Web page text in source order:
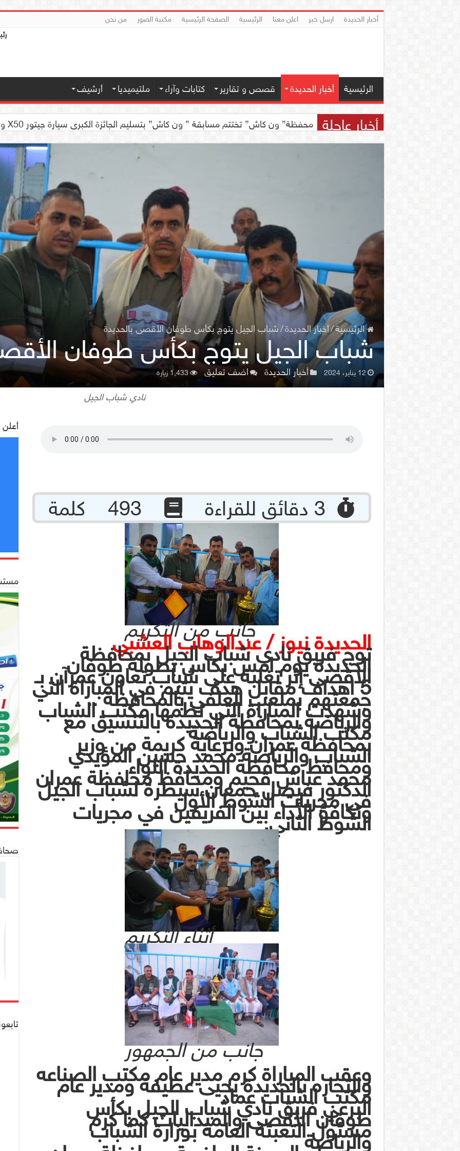
أخبار الحديدة ارسل خبر اعلن معنا الرئيسية الصفحة الرئيسية مكتبة الصور
من نحن
الرئيسية أخبار الحديدة قصص و تقارير كتابات وآراء ملتيميديا أرشيف
أخبار عاجلة محفظة” ون كاش” تختتم مسابقة ” ون كاش” بتسليم الجائزة الكبرى سيارة جيتور X50 والجوائز المالية لموديل 2026 بصنعاء
الرئيسية/أخبار الحديدة/شباب الجيل يتوج بكأس طوفان الأقصى بالحديدة
شباب الجيل يتوج بكأس طوفان
12 يناير، 2024 أخبار الحديدة اضف تعليق 1,433 زيارة
نادي شباب الجيل
جانب من التكريم
الحديدة نيوز / عبدالوهاب العشبي
توج فريق نادي شباب الجيل بمحافظة
الحديدة يوم امس بكآس بطولة طوفان
الاقصى إثر تغلبة على شباب تعاون عمرآن بـ
5 اهداف مقابل هدف يتيم في المباراة التي
جمعتهم بملعب العلفي بالمحافظة ..
وشهدت المباراة التي نظمها مكتب الشباب
والرياضة بمحافظة الحديدة بالتنسيق مع
مكتب الشباب والرياضة
بمحافظة عمران وبرعاية كريمة من وزير
الشباب والرياضة محمد حسين المؤيدي
ومحافظ محافظة الحديدة اللواء
محمد عياش قحيم ومحافظ محافظة عمران
الدكتور فيصل جمعان سيطرة لشباب الجيل
في مجريات الشوط الأول
وتكافؤ الأداء بين الفريقين في مجريات
الشوط الثاني.
أثناء التكريم
جانب من الجمهور
وعقب المباراة كرم مدير عام مكتب الصناعه
والتجاره بالحديدة يحيى عطيفة ومدير عام
مكتب الشباب عماد
البرعي فريق نادي شباب الجيل بكأس
طوفان الأقصى والميداليات كما كرم
مسئول التعبئة العامة بوزارة الشباب
والرياضة
أعلن
صحافة